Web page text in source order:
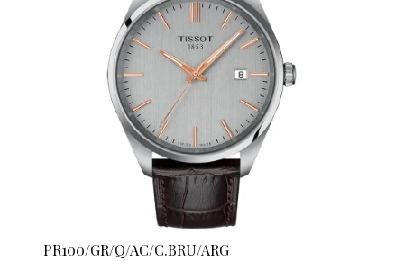
PR100/GR/Q/AC/C.BRU/ARG